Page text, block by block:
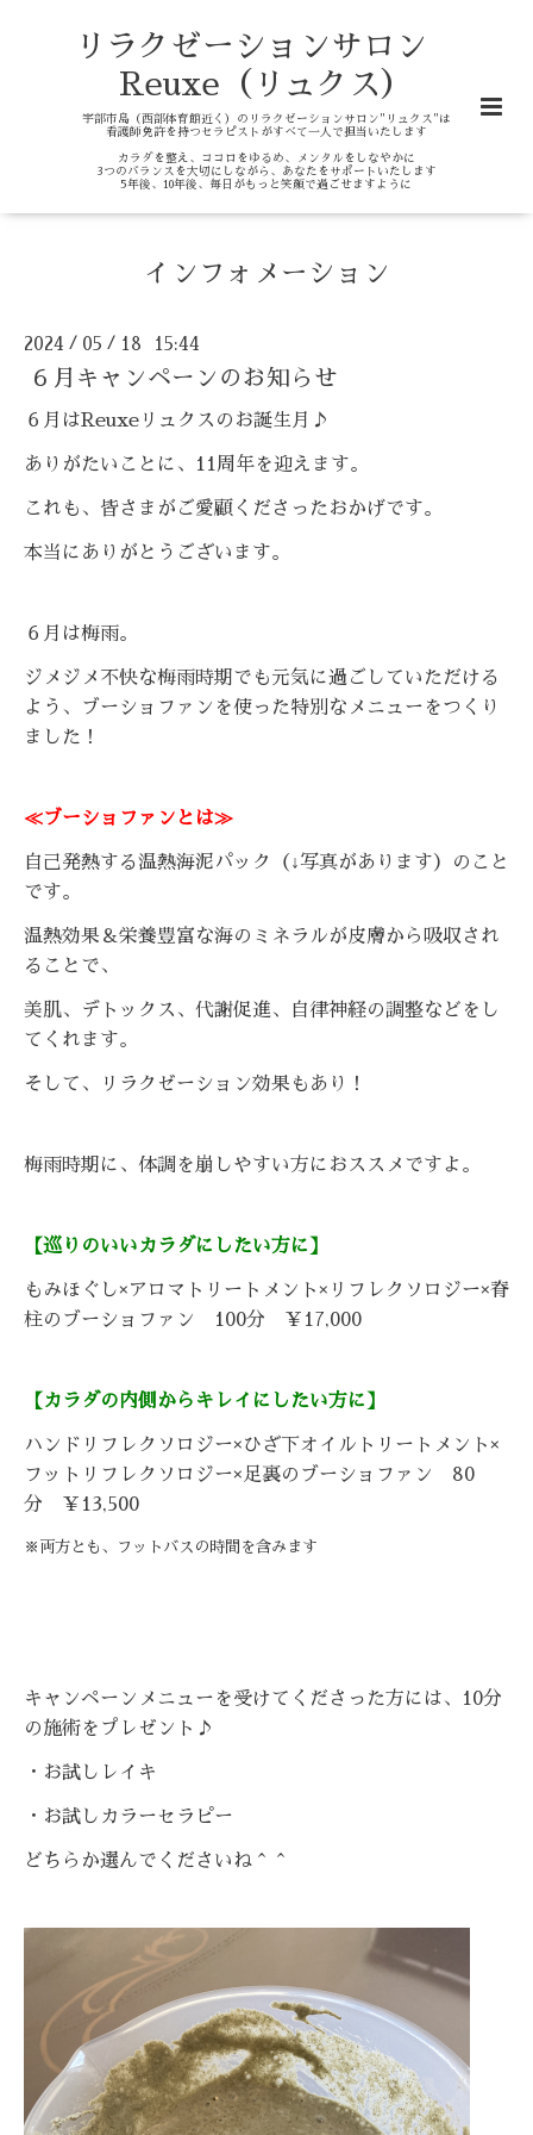
リラクゼーションサロン
Reuxe（リュクス）
宇部市島（西部体育館近く）のリラクゼーションサロン"リュクス"は
看護師免許を持つセラピストがすべて一人で担当いたします
カラダを整え、ココロをゆるめ、メンタルをしなやかに
3つのバランスを大切にしながら、あなたをサポートいたします
5年後、10年後、毎日がもっと笑顔で過ごせますように
インフォメーション
2024 / 05 / 18 15:44
６月キャンペーンのお知らせ
６月はReuxeリュクスのお誕生月♪
ありがたいことに、11周年を迎えます。
これも、皆さまがご愛顧くださったおかげです。
本当にありがとうございます。
６月は梅雨。
ジメジメ不快な梅雨時期でも元気に過ごしていただける
よう、ブーショファンを使った特別なメニューをつくり
ました！
≪ブーショファンとは≫
自己発熱する温熱海泥パック（↓写真があります）のこと
です。
温熱効果＆栄養豊富な海のミネラルが皮膚から吸収され
ることで、
美肌、デトックス、代謝促進、自律神経の調整などをし
てくれます。
そして、リラクゼーション効果もあり！
梅雨時期に、体調を崩しやすい方におススメですよ。
【巡りのいいカラダにしたい方に】
もみほぐし×アロマトリートメント×リフレクソロジー×脊
柱のブーショファン 100分 ￥17,000
【カラダの内側からキレイにしたい方に】
ハンドリフレクソロジー×ひざ下オイルトリートメント×
フットリフレクソロジー×足裏のブーショファン 80
分 ￥13,500
※両方とも、フットバスの時間を含みます
キャンペーンメニューを受けてくださった方には、10分
の施術をプレゼント♪
・お試しレイキ
・お試しカラーセラピー
どちらか選んでくださいね＾＾